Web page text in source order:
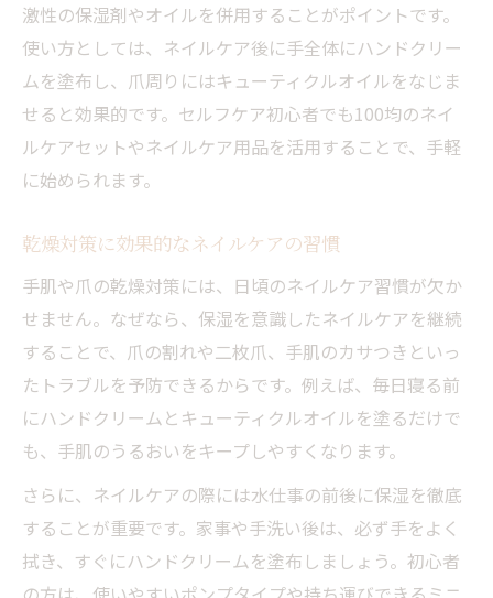
激性の保湿剤やオイルを併用することがポイントです。
使い方としては、ネイルケア後に手全体にハンドクリー
ムを塗布し、爪周りにはキューティクルオイルをなじま
せると効果的です。セルフケア初心者でも100均のネイ
ルケアセットやネイルケア用品を活用することで、手軽
に始められます。
乾燥対策に効果的なネイルケアの習慣
手肌や爪の乾燥対策には、日頃のネイルケア習慣が欠か
せません。なぜなら、保湿を意識したネイルケアを継続
することで、爪の割れや二枚爪、手肌のカサつきといっ
たトラブルを予防できるからです。例えば、毎日寝る前
にハンドクリームとキューティクルオイルを塗るだけで
も、手肌のうるおいをキープしやすくなります。
さらに、ネイルケアの際には水仕事の前後に保湿を徹底
することが重要です。家事や手洗い後は、必ず手をよく
拭き、すぐにハンドクリームを塗布しましょう。初心者